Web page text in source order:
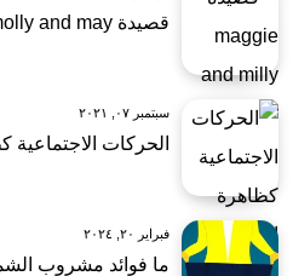
قصيدة maggie and milly and molly and may
سبتمبر ٠٧, ٢٠٢١
الحركات الاجتماعية
فبراير ٢٠, ٢٠٢٤
ما فوائد مشروب